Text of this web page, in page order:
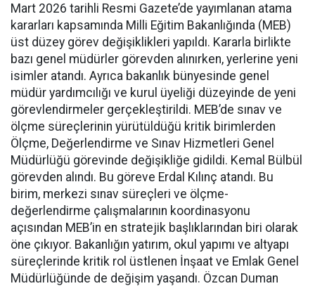
Mart 2026 tarihli Resmi Gazete’de yayımlanan atama
kararları kapsamında Milli Eğitim Bakanlığında (MEB)
üst düzey görev değişiklikleri yapıldı. Kararla birlikte
bazı genel müdürler görevden alınırken, yerlerine yeni
isimler atandı. Ayrıca bakanlık bünyesinde genel
müdür yardımcılığı ve kurul üyeliği düzeyinde de yeni
görevlendirmeler gerçekleştirildi. MEB’de sınav ve
ölçme süreçlerinin yürütüldüğü kritik birimlerden
Ölçme, Değerlendirme ve Sınav Hizmetleri Genel
Müdürlüğü görevinde değişikliğe gidildi. Kemal Bülbül
görevden alındı. Bu göreve Erdal Kılınç atandı. Bu
birim, merkezi sınav süreçleri ve ölçme-
değerlendirme çalışmalarının koordinasyonu
açısından MEB’in en stratejik başlıklarından biri olarak
öne çıkıyor. Bakanlığın yatırım, okul yapımı ve altyapı
süreçlerinde kritik rol üstlenen İnşaat ve Emlak Genel
Müdürlüğünde de değişim yaşandı. Özcan Duman